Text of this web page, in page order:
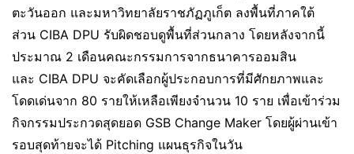
ตะวันออก และมหาวิทยาลัยราชภัฏภูเก็ต ลงพื้นที่ภาคใต้
ส่วน CIBA DPU รับผิดชอบดูพื้นที่ส่วนกลาง โดยหลังจากนี้
ประมาณ 2 เดือนคณะกรรมการจากธนาคารออมสิน
และ CIBA DPU จะคัดเลือกผู้ประกอบการที่มีศักยภาพและ
โดดเด่นจาก 80 รายให้เหลือเพียงจำนวน 10 ราย เพื่อเข้าร่วม
กิจกรรมประกวดสุดยอด GSB Change Maker โดยผู้ผ่านเข้า
รอบสุดท้ายจะได้ Pitching แผนธุรกิจในวัน